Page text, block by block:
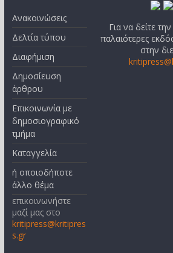
Ανακοινώσεις
Δελτία τύπου
Διαφήμιση
Δημοσίευση
άρθρου
Επικοινωνία με
δημοσιογραφικό
τμήμα
Καταγγελία
ή οποιοδήποτε
άλλο θέμα
επικοινωνήστε
μαζί μας στο
kritipress@kritipres
s.gr
Για να δείτε
παλαιότερες
στην